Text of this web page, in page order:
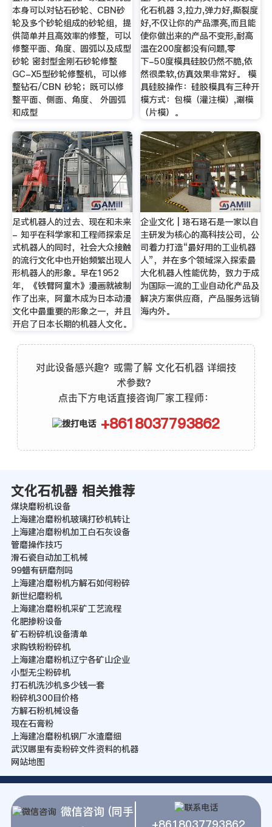
本身可以对钻石砂轮、CBN砂
轮及多个砂轮组成的砂轮组，提
供简单并且高效率的修整，可以
修整平面、角度、圆弧以及成型
砂轮 密封型金刚石砂轮修整
GC-X5型砂轮修整机，可以修
整钻石/CBN 砂轮；既可以修
整平面、侧面、角度、 外圆弧
和成型
化石机器 3,拉力,弹力好,撕裂度
好,不仅让你的产品漂亮,而且能
使你做出来的产品不变形,耐高
温在200度都没有问题,零
下-50度模具硅胶仍然不脆,依
然很柔软,仿真效果非常好。 模
具硅胶操作：硅胶模具有三种开
模方式：包模（灌注模）,涮模
（片模）。
足式机器人的过去、现在和未来
- 知乎在科学家和工程师探索足
式机器人的同时，社会大众接触
的流行文化中也开始频繁出现人
形机器人的形象。早在1952
年，《铁臂阿童木》漫画就被制
作了出来，阿童木成为日本动漫
文化中最重要的形象之一，并且
开启了日本长期的机器人文化。
企业文化 | 珞石珞石是一家以自
主研发为核心的高科技公司，公
司着力打造“最好用的工业机器
人”，并在多个领域深入探索最
大化机器人性能优势，致力于成
为国际一流的工业自动化产品及
解决方案供应商，产品服务远销
海内外。
对此设备感兴趣？或需了解 文化石机器 详细技
术参数？
点击下方电话直接咨询厂家工程师：
+8618037793862
文化石机器 相关推荐
煤块磨粉机设备
上海建冶磨粉机玻璃打砂机转让
上海建冶磨粉机加工白石灰设备
管磨操作技巧
滑石瓷自动加工机械
99蜡有研磨剂吗
上海建冶磨粉机方解石如何粉碎
新世纪磨粉机
上海建冶磨粉机采矿工艺流程
化肥掺粉设备
矿石粉碎机设备清单
求购铁粉粉碎机
上海建冶磨粉机辽宁各矿山企业
小型无尘粉碎机
打石机洗沙机多少钱一套
粉碎机300目价格
方解石粉机械设备
现在石膏粉
上海建冶磨粉机钢厂水渣磨细
武汉哪里有卖粉碎文件资料的机器
网站地图
微信咨询 (同手